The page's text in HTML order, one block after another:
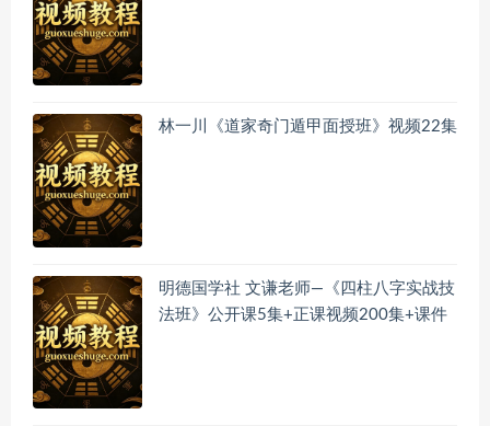
林一川《道家奇门遁甲面授班》视频22集
明德国学社 文谦老师—《四柱八字实战技
法班》公开课5集+正课视频200集+课件